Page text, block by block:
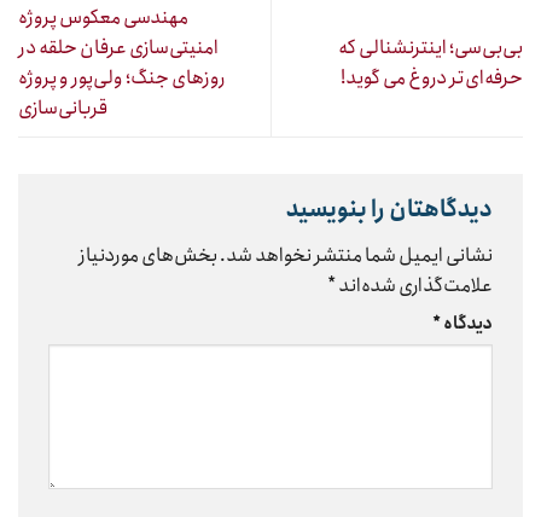
بی‌بی‌سی؛ اینترنشنالی که
حرفه‌ای‌تر دروغ می گوید!
مهندسی معکوس پروژه
امنیتی‌سازی عرفان حلقه در
روزهای جنگ؛ ولی‌پور و پروژه
قربانی‌سازی
دیدگاهتان را بنویسید
نشانی ایمیل شما منتشر نخواهد شد.بخش‌های موردنیاز
علامت‌گذاری شده‌اند*
دیدگاه*